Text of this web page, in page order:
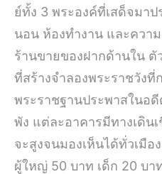
ย์ทั้ง 3 พระองค์ที่เสด็จมา
นอน ห้องทำงาน และควา
ร้านขายของฝากด้านใน ตั
ที่สร้างจำลองพระราชวังที่
พระราชฐานประพาสในอ
พัง แต่ละอาคารมีทางเดิน
จะสูงจนมองเห็นได้ทั่วเมือ
ผู้ใหญ่ 50 บาท เด็ก 20 บา